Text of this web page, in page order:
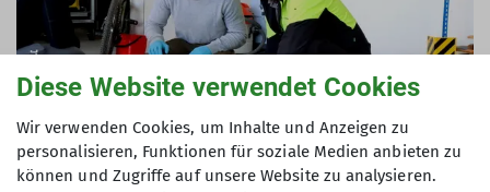
Diese Website verwendet Cookies
Wir verwenden Cookies, um Inhalte und Anzeigen zu
personalisieren, Funktionen für soziale Medien anbieten zu
können und Zugriffe auf unsere Website zu analysieren.